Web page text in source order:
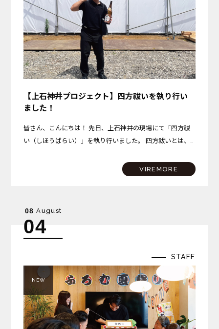
【上石神井プロジェクト】四方祓いを執り行い
ました！
皆さん、こんにちは！ 先日、上石神井の現場にて「四方祓
い（しほうばらい）」を執り行いました。 四方祓いとは、
工事の無事と安全、そしてこの場所で始まる新しい暮らしの
VIREMORE
08 August
04
STAFF
NEW